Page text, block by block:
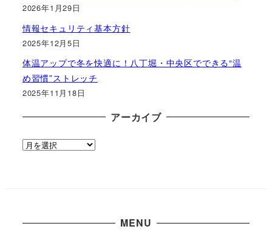
2026年1月29日
情報セキュリティ基本方針
2025年12月5日
体温アップで冬を快適に！八丁堀・中央区でできる“温
め習慣”ストレッチ
2025年11月18日
アーカイブ
ア
MENU